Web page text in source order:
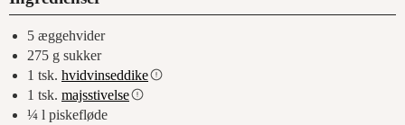
5 æggehvider
275 g sukker
1 tsk. hvidvinseddike
1 tsk. majsstivelse
¼ l piskefløde